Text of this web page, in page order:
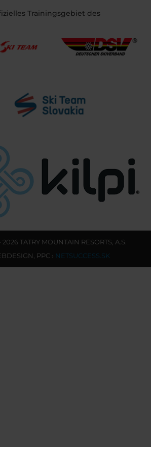
Trainingsgebiet des
TATRY MOUNTAIN RESORTS, A.S.
PPC › NETSUCCESS.SK